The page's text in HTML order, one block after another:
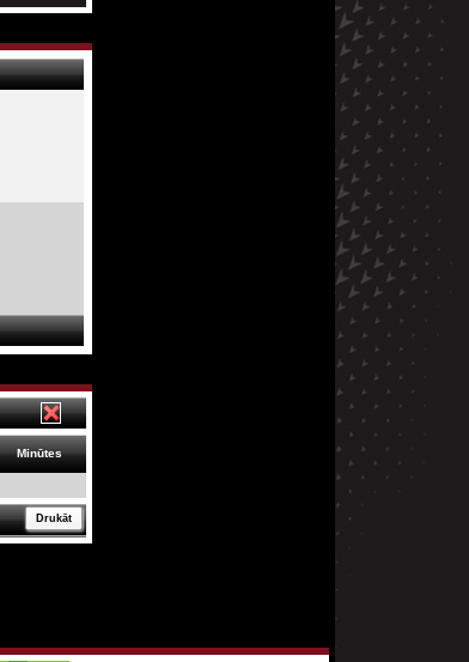
Minūtes
Drukāt